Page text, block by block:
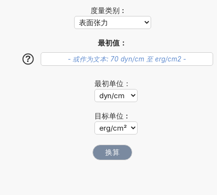
度量类别︰
最初值：
?
最初单位：
目标单位︰